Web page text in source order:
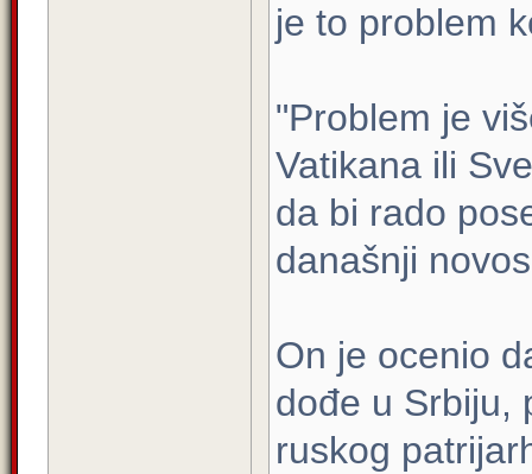
je to problem
"Problem je
Vatikana ili
da bi rado
današnji
On je ocenio
dođe u Srbiju,
ruskog